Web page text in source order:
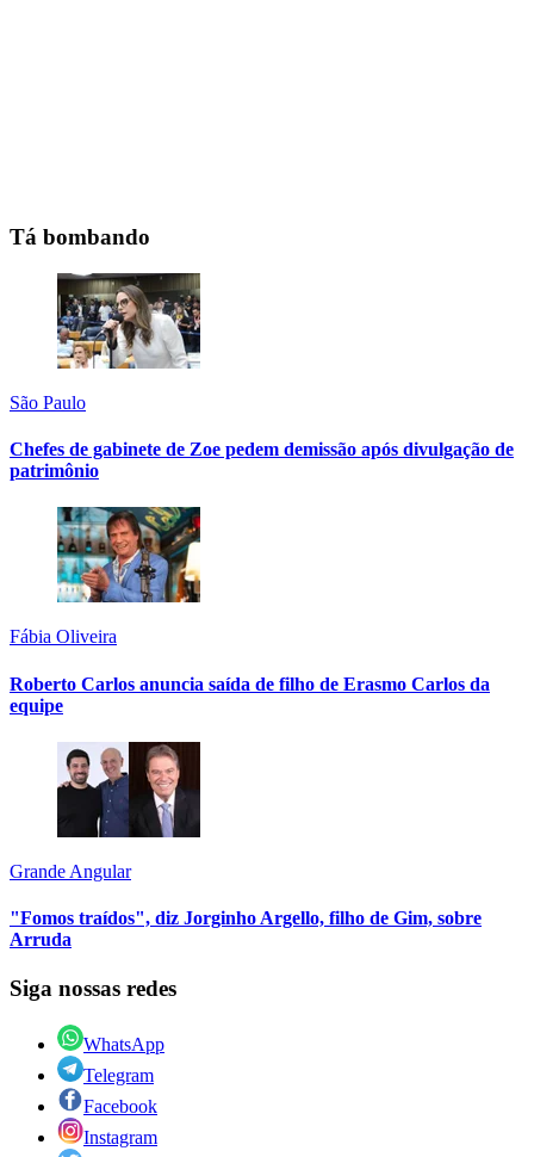
Tá bombando
São Paulo
Chefes de gabinete de Zoe pedem demissão após divulgação de
patrimônio
Fábia Oliveira
Roberto Carlos anuncia saída de filho de Erasmo Carlos da
equipe
Grande Angular
"Fomos traídos", diz Jorginho Argello, filho de Gim, sobre
Arruda
Siga nossas redes
WhatsApp
Telegram
Facebook
Instagram